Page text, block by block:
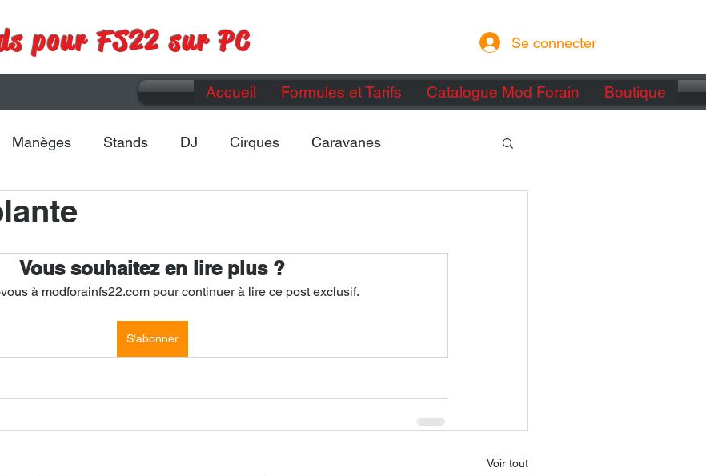
pour FS22 sur PC Se connecter
Accueil Formules et Tarifs Catalogue Mod Forain Boutique
Manèges Stands DJ Cirques Caravanes
Maps Divers
Vous souhaitez en lire plus ?
à modforainfs22.com pour continuer à lire ce post exclusif.
S'abonner
Voir tout